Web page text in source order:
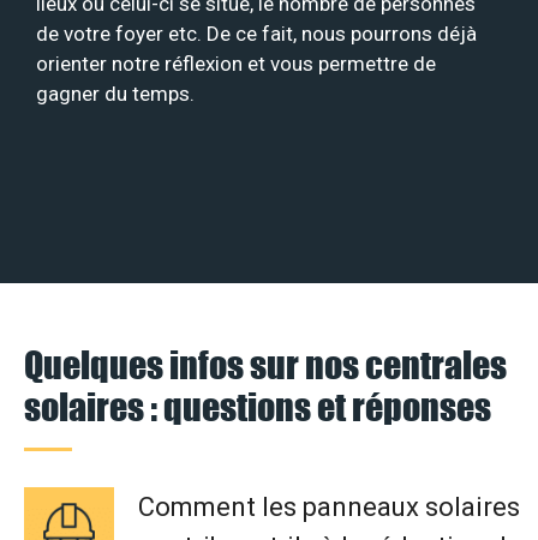
de votre foyer etc. De ce fait, nous pourrons déjà
orienter notre réflexion et vous permettre de
gagner du temps.
Quelques infos sur nos centrales
solaires : questions et réponses
Comment les panneaux solaires